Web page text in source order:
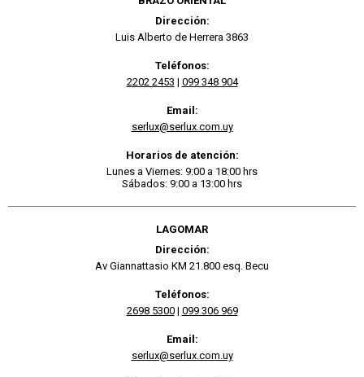
Dirección:
Luis Alberto de Herrera 3863
Teléfonos:
2202 2453 | 099 348 904
Email:
serlux@serlux.com.uy
Horarios de atención:
Lunes a Viernes: 9:00 a 18:00 hrs
Sábados: 9:00 a 13:00 hrs
LAGOMAR
Dirección:
Av Giannattasio KM 21.800 esq. Becu
Teléfonos:
2698 5300| 099 306 969
Email:
serlux@serlux.com.uy